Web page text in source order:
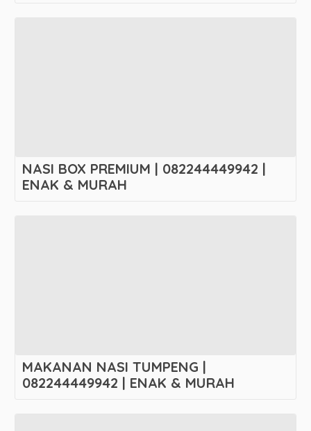
NASI BOX PREMIUM | 082244449942 |
ENAK & MURAH
MAKANAN NASI TUMPENG |
082244449942 | ENAK & MURAH